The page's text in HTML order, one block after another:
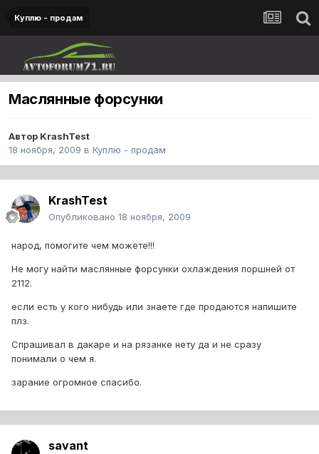
Куплю - продам
Маслянные форсунки
Автор KrashTest
18 ноября, 2009 в Куплю - продам
KrashTest
Опубликовано 18 ноября, 2009
народ, помогите чем можете!!!
Не могу найти маслянные форсунки охлаждения поршней от
2112.
если есть у кого нибудь или знаете где продаются напишите
плз.
Спрашивал в дакаре и на рязанке нету да и не сразу
понимали о чем я.
зарание огромное спасибо.
savant